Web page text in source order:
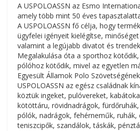
A USPOLOASSN az Esmo
amely több mint 50 éves
A USPOLOASSN fő célja, hogy
ügyfelei igényeit kielégítse,
valamint a legújabb divatot és
Megalakulása óta a sporthoz
pólóhoz kötődik, mivel az egyetlen
Egyesült Államok Polo
USPOLOASSN az egész családnak
köztük ingeket, pulóvereket,
kötöttáru, rövidnadrágok,
pólók, nadrágok, fehérneműk, ruhák,
teniszcipők, szandálok, táskák,